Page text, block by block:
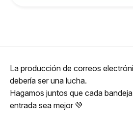
La producción de correos
debería ser una lucha.
Hagamos juntos que cada
entrada sea mejor 💚